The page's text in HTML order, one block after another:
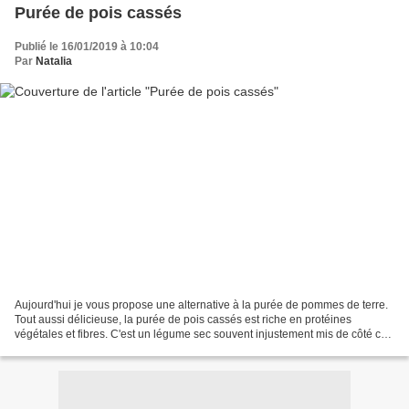
Purée de pois cassés
Publié le 16/01/2019 à 10:04
Par Natalia
Aujourd'hui je vous propose une alternative à la purée de pommes de terre.
Tout aussi délicieuse, la purée de pois cassés est riche en protéines
végétales et fibres. C'est un légume sec souvent injustement mis de côté car